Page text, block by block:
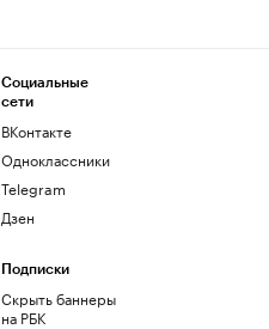
Социальные
сети
ВКонтакте
Одноклассники
Telegram
Дзен
Подписки
Скрыть баннеры
на РБК